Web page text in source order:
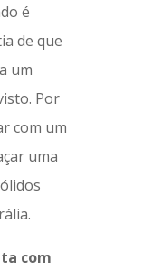
é
de que
um
Por
com um
uma
com